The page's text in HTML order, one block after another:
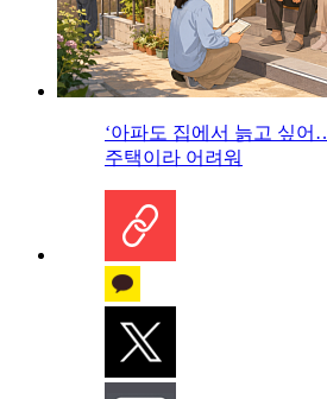
‘아파도 집에서 늙고 싶어
주택이라 어려워